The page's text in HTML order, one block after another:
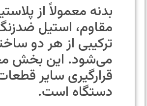
بدنه معمولاً از پلاستیک
مقاوم، استیل ضدزنگ یا
ترکیبی از هر دو ساخته
می‌شود. این بخش محل
قرارگیری سایر قطعات
دستگاه است.